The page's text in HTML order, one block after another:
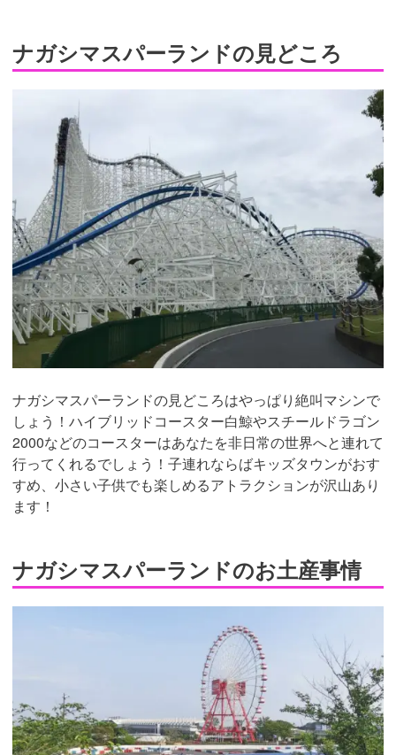
ナガシマスパーランドの見どころ
ナガシマスパーランドの見どころはやっぱり絶叫マシンで
しょう！ハイブリッドコースター白鯨やスチールドラゴン
2000などのコースターはあなたを非日常の世界へと連れて
行ってくれるでしょう！子連れならばキッズタウンがおす
すめ、小さい子供でも楽しめるアトラクションが沢山あり
ます！
ナガシマスパーランドのお土産事情